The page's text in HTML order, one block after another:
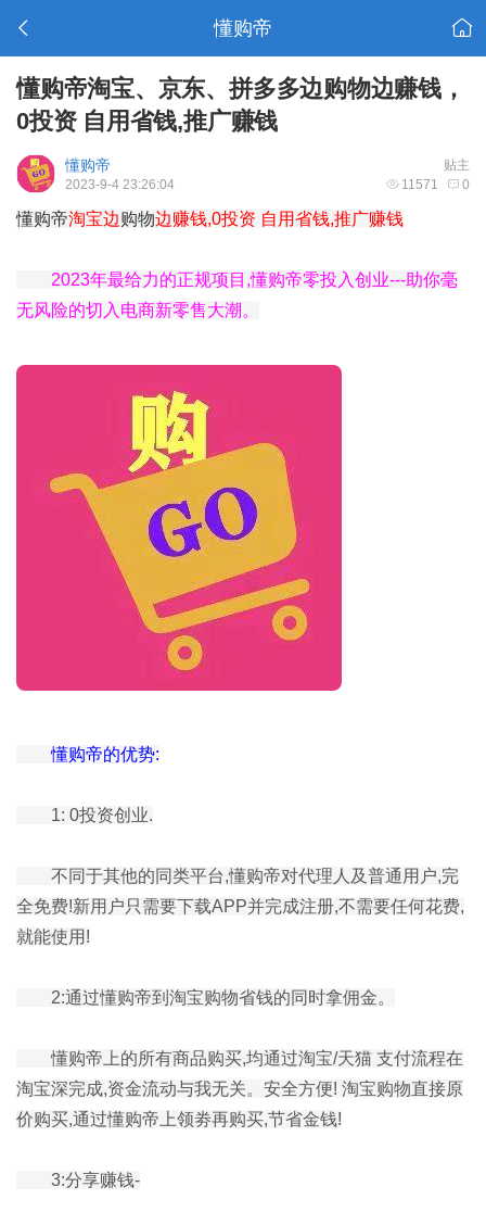
懂购帝
懂购帝淘宝、京东、拼多多边购物边赚钱，
0投资 自用省钱,推广赚钱
贴主
懂购帝
11571 0
2023-9-4 23:26:04
懂购帝淘宝边购物边赚钱,0投资 自用省钱,推广赚钱
2023年最给力的正规项目,懂购帝零投入创业---助你毫
无风险的切入电商新零售大潮。
懂购帝的优势:
1: 0投资创业.
不同于其他的同类平台,懂购帝对代理人及普通用户,完
全免费!新用户只需要下载APP并完成注册,不需要任何花费,
就能使用!
2:通过懂购帝到淘宝购物省钱的同时拿佣金。
懂购帝上的所有商品购买,均通过淘宝/天猫 支付流程在
淘宝深完成,资金流动与我无关。安全方便! 淘宝购物直接原
价购买,通过懂购帝上领劵再购买,节省金钱!
3:分享赚钱-